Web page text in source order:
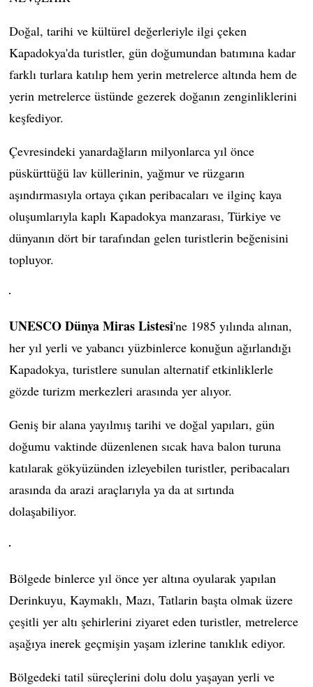
Doğal, tarihi ve kültürel değerleriyle ilgi çeken
Kapadokya'da turistler, gün doğumundan batımına kadar
farklı turlara katılıp hem yerin metrelerce altında hem de
yerin metrelerce üstünde gezerek doğanın zenginliklerini
keşfediyor.
Çevresindeki yanardağların milyonlarca yıl önce
püskürttüğü lav küllerinin, yağmur ve rüzgarın
aşındırmasıyla ortaya çıkan peribacaları ve ilginç kaya
oluşumlarıyla kaplı Kapadokya manzarası, Türkiye ve
dünyanın dört bir tarafından gelen turistlerin beğenisini
topluyor.
UNESCO Dünya Miras Listesi'ne 1985 yılında alınan,
her yıl yerli ve yabancı yüzbinlerce konuğun ağırlandığı
Kapadokya, turistlere sunulan alternatif etkinliklerle
gözde turizm merkezleri arasında yer alıyor.
Geniş bir alana yayılmış tarihi ve doğal yapıları, gün
doğumu vaktinde düzenlenen sıcak hava balon turuna
katılarak gökyüzünden izleyebilen turistler, peribacaları
arasında da arazi araçlarıyla ya da at sırtında
dolaşabiliyor.
Bölgede binlerce yıl önce yer altına oyularak yapılan
Derinkuyu, Kaymaklı, Mazı, Tatlarin başta olmak üzere
çeşitli yer altı şehirlerini ziyaret eden turistler, metrelerce
aşağıya inerek geçmişin yaşam izlerine tanıklık ediyor.
Bölgedeki tatil süreçlerini dolu dolu yaşayan yerli ve